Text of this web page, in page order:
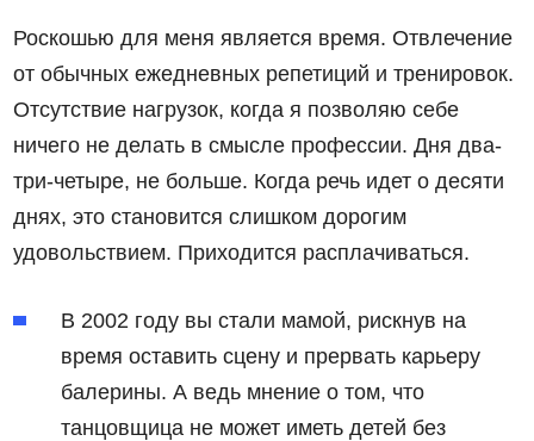
Роскошью для меня является время. Отвлечение
от обычных ежедневных репетиций и тренировок.
Отсутствие нагрузок, когда я позволяю себе
ничего не делать в смысле профессии. Дня два-
три-четыре, не больше. Когда речь идет о десяти
днях, это становится слишком дорогим
удовольствием. Приходится расплачиваться.
В 2002 году вы стали мамой, рискнув на
время оставить сцену и прервать карьеру
балерины. А ведь мнение о том, что
танцовщица не может иметь детей без